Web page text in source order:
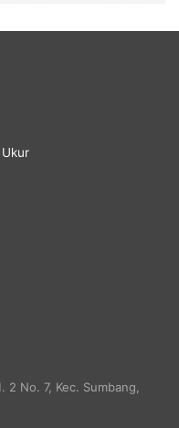
2 No. 7, Kec. Sumbang,